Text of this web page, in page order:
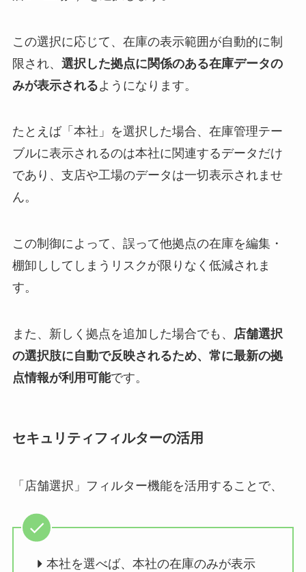
この選択に応じて、在庫の表示範囲が自動的に制
限され、 選択した拠点に関係のある在庫データの
みが表示されるようになります。
たとえば「本社」を選択した場合、在庫管理テー
ブルに表示されるのは本社に関連するデータだけ
であり、支店や工場のデータは一切表示されませ
ん。
この制御によって、誤って他拠点の在庫を編集・
棚卸ししてしまうリスクが限りなく低減されま
す。
また、新しく拠点を追加した場合でも、 店舗選択
の選択肢に自動で反映されるため、常に最新の拠
点情報が利用可能です。
セキュリティフィルターの活用
「店舗選択」フィルター機能を活用することで、
本社を選べば、本社の在庫のみが表示